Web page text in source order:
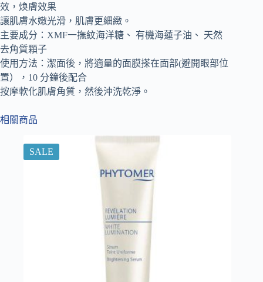
效，焕膚效果
讓肌膚水嫩光滑，肌膚更細緻。
主要成分：XMF一撫紋海洋糖、 有機海蓮子油、 天然
去角質顆子
使用方法：潔面後，將適量的面膜搽在面部(避開眼部位
置），10 分鐘後配合
按摩軟化肌膚角質，然後沖洗乾淨。
相關商品
SALE